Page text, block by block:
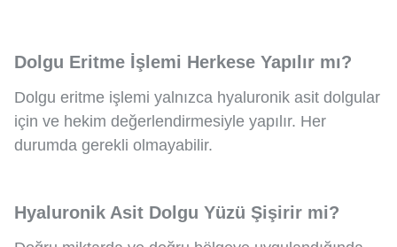
Dolgu Eritme İşlemi Herkese Yapılır mı?
Dolgu eritme işlemi yalnızca hyaluronik asit dolgular
için ve hekim değerlendirmesiyle yapılır. Her
durumda gerekli olmayabilir.
Hyaluronik Asit Dolgu Yüzü Şişirir mi?